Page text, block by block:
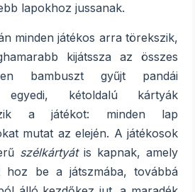
lapokhoz jussanak.
minden játékos arra törekszik,
kijátssza az összes
bambuszt gyűjt pandái
kétoldalú kártyák
a játékot: minden lap
mutat az elején. A játékosok
szélkártyátis kapnak, amely
hoz be a játszmába, továbbá